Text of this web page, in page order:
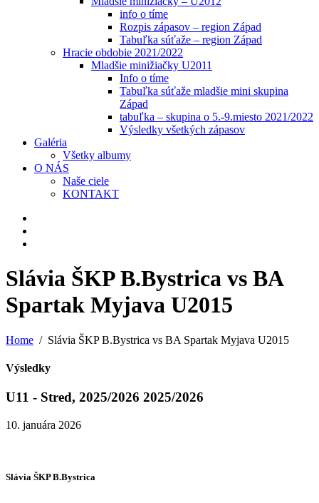
info o tíme
Rozpis zápasov – region Západ
Tabuľka súťaže – region Západ
Hracie obdobie 2021/2022
Mladšie minižiačky U2011
Info o tíme
Tabuľka súťaže mladšie mini skupina
Západ
tabuľka – skupina o 5.-9.miesto 2021/2022
Výsledky všetkých zápasov
Galéria
Všetky albumy
O NÁS
Naše ciele
KONTAKT
Slávia ŠKP B.Bystrica vs BA
Spartak Myjava U2015
Home Slávia ŠKP B.Bystrica vs BA Spartak Myjava U2015
Výsledky
U11 - Stred, 2025/2026 2025/2026
10. januára 2026
Slávia ŠKP B.Bystrica